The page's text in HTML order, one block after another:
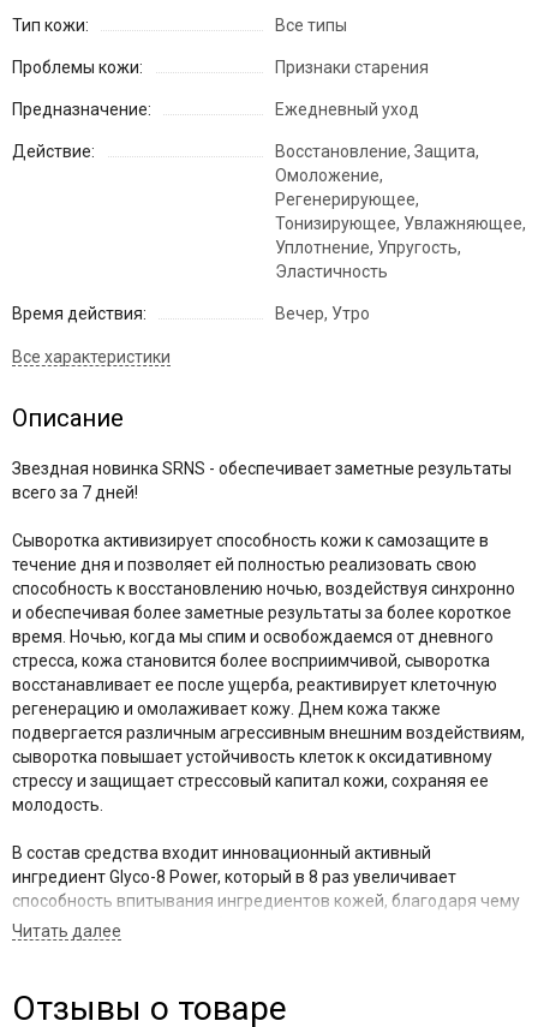
Тип кожи: Все типы
Проблемы кожи: Признаки старения
Предназначение: Ежедневный уход
Действие:
Восстановление, Защита,
Омоложение,
Регенерирующее,
Тонизирующее, Увлажняющее,
Уплотнение, Упругость,
Эластичность
Время действия: Вечер, Утро
Описание
Звездная новинка SRNS - обеспечивает заметные результаты
всего за 7 дней!
Сыворотка активизирует способность кожи к самозащите в
течение дня и позволяет ей полностью реализовать свою
способность к восстановлению ночью, воздействуя синхронно
и обеспечивая более заметные результаты за более короткое
время. Ночью, когда мы спим и освобождаемся от дневного
стресса, кожа становится более восприимчивой, сыворотка
восстанавливает ее после ущерба, реактивирует клеточную
регенерацию и омолаживает кожу. Днем кожа также
подвергается различным агрессивным внешним воздействиям,
сыворотка повышает устойчивость клеток к оксидативному
стрессу и защищает стрессовый капитал кожи, сохраняя ее
молодость.
В состав средства входит инновационный активный
ингредиент Glyco-8 Power, который в 8 раз увеличивает
способность впитывания ингредиентов кожей, благодаря чему
сыворотка проникает глубже в слои эпидермиса. Glyco-8 Power
значительному сходству с липидами кожи они легко проникают
в нее, высвобождая внутри свое содержимое, увеличивая в 8
Отзывы о товаре